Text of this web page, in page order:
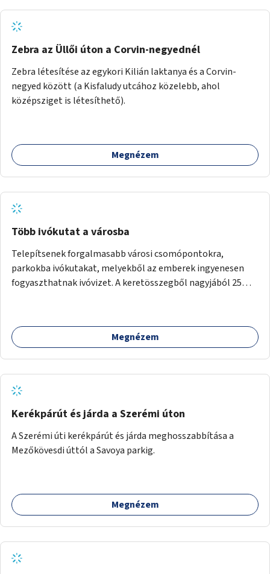
Zebra az Üllői úton a Corvin-negyednél
Zebra létesítése az egykori Kilián laktanya és a Corvin-
negyed között (a Kisfaludy utcához közelebb, ahol
középsziget is létesíthető).
Megnézem
Több ivókutat a városba
Telepítsenek forgalmasabb városi csomópontokra,
parkokba ivókutakat, melyekből az emberek ingyenesen
fogyaszthatnak ivóvizet. A keretösszegből nagyjából 25
Megnézem
Kerékpárút és járda a Szerémi úton
A Szerémi úti kerékpárút és járda meghosszabbítása a
Mezőkövesdi úttól a Savoya parkig.
Megnézem